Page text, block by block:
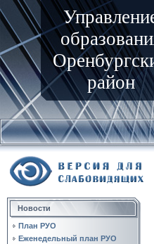
район
Новости
План РУО
Еженедельный план РУО